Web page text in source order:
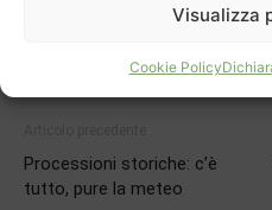
Visualizza
Cookie Policy
Processioni storiche: c’è
tutto, pure la meteo